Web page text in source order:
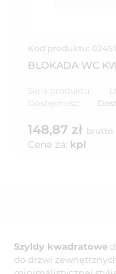
Kod produktu:
BLOKADA WC
Seria produktu:
Dostępność:
148,87 zł brutto
Cena za: kpl
Szyldy kwadratowe
do drzwi